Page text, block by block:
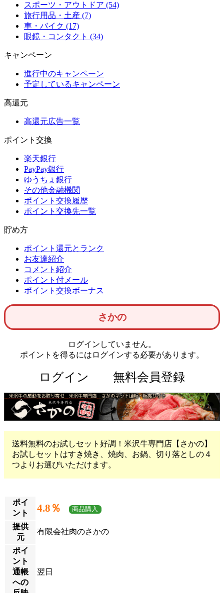
スポーツ・アウトドア (54)
旅行用品・土産 (7)
車・バイク (17)
眼鏡・コンタクト (34)
キャンペーン
進行中のキャンペーン
予定しているキャンペーン
高還元
高還元広告一覧
ポイント交換
楽天銀行
PayPay銀行
ゆうちょ銀行
その他金融機関
ポイント交換履歴
ポイント交換先一覧
貯め方
ポイント還元とランク
お友達紹介
コメント紹介
ポイント付メール
ポイント交換ボーナス
さかの
ログインしていません。
ポイントを得るにはログインする必要があります。
ログイン 無料会員登録
送料無料のお試しセット好調！米沢牛専門店【さかの】
お試しセットはすき焼き、焼肉、お鍋、切り落としの４
つよりお選びいただけます。
ポイ
ント
4.8％ 商品購入
提供
元
有限会社肉のさかの
ポイ
ント
通帳
への
翌日